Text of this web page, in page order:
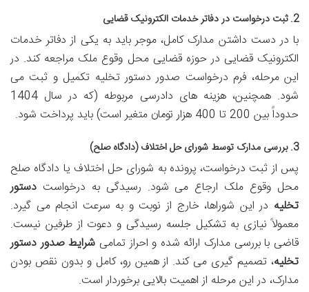
2. ثبت درخواست در دفاتر خدمات الکترونیک قضایی
با در دست داشتن مدارک کامل، موجر باید به یکی از دفاتر خدمات
الکترونیک قضایی در حوزه قضایی محل وقوع ملک مراجعه کند. در
این مرحله، فرم درخواست صدور دستور تخلیه تکمیل و ثبت می
شود. همچنین، هزینه های دادرسی مربوطه (که در سال 1404
حدوداً بین 200 تا 400 هزار تومان متغیر است) باید پرداخت شود.
3. بررسی مدارک توسط شورای حل اختلاف (دادگاه صلح)
پس از ثبت درخواست، پرونده به شورای حل اختلاف یا دادگاه صلح
محل وقوع ملک ارجاع می شود. رسیدگی به درخواست دستور
تخلیه در این شوراها، خارج از نوبت و به سرعت انجام می گیرد.
معمولاً نیازی به تشکیل جلسه رسیدگی و دعوت از طرفین نیست.
قاضی با بررسی مدارک ارائه شده و احراز تمامی شرایط صدور دستور
تخلیه، تصمیم گیری می کند. از همین رو، کامل و بدون نقص بودن
مدارک، در این مرحله از اهمیت بالایی برخوردار است.